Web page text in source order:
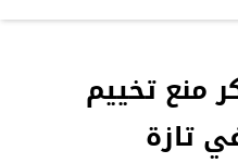
منع تخييم
تازة